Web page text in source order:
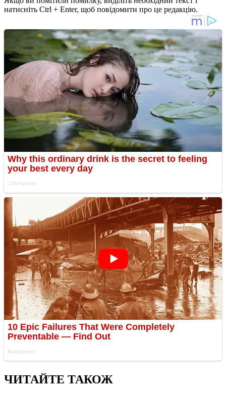
натисніть Ctrl + Enter, щоб повідомити про це редакцію.
ЧИТАЙТЕ ТАКОЖ